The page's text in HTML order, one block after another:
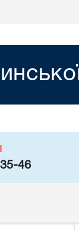
46